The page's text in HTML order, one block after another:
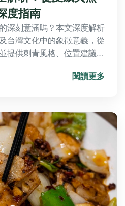
度指南
深刻意涵嗎？本文深度解析
台灣文化中的象徵意義，從
提供刺青風格、位置建議與
閱讀更多